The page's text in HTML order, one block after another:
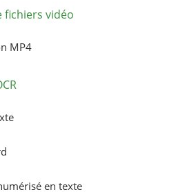
fichiers vidéo
MP4
en texte